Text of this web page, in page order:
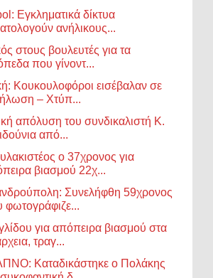
Εγκληματικά δίκτυα
ανήλικους...
στους βουλευτές για τα
που γίνοντ...
Κουκουλοφόροι εισέβαλαν σε
– Χτύπ...
απόλυση του συνδικαλιστή Κ.
από...
ο 37χρονος για
βιασμού 22χ...
Συνελήφθη 59χρονος
φωτογράφιζε...
για απόπειρα βιασμού στα
τραγ...
Καταδικάστηκε ο Πολάκης